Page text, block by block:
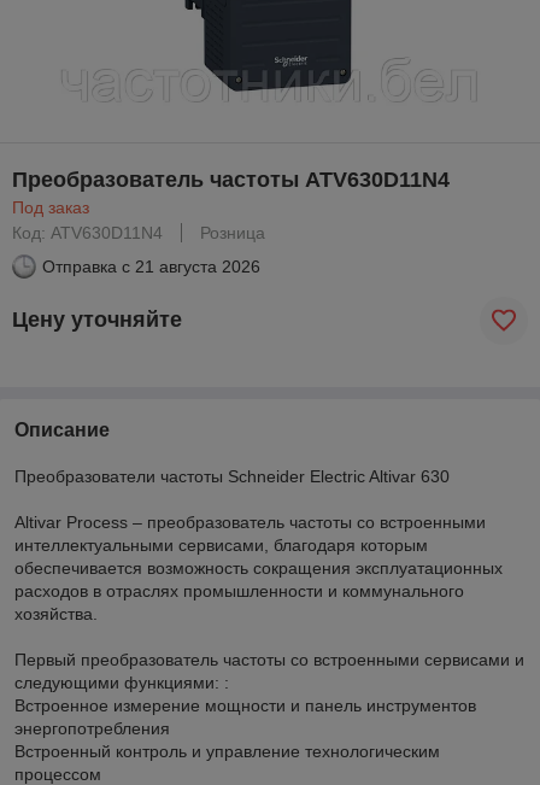
Преобразователь частоты ATV630D11N4
Под заказ
Код: ATV630D11N4
Розница
Отправка с 21 августа 2026
Цену уточняйте
Описание
Преобразователи частоты Schneider Electric Altivar 630
Altivar Process – преобразователь частоты со встроенными
интеллектуальными сервисами, благодаря которым
обеспечивается возможность сокращения эксплуатационных
расходов в отраслях промышленности и коммунального
хозяйства.
Первый преобразователь частоты со встроенными сервисами и
следующими функциями: :
Встроенное измерение мощности и панель инструментов
энергопотребления
Встроенный контроль и управление технологическим
процессом